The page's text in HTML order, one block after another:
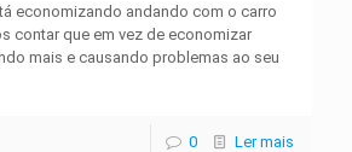
economizando andando com o carro
contar que em vez de economizar
mais e causando problemas ao seu
0 Ler mais